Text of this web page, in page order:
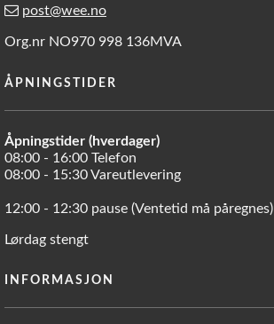
post@wee.no
Org.nr NO970 998 136MVA
ÅPNINGSTIDER
Åpningstider (hverdager)
08:00 - 16:00 Telefon
08:00 - 15:30 Vareutlevering
12:00 - 12:30 pause (Ventetid må påregnes)
Lørdag stengt
INFORMASJON